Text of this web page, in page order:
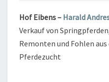
Hof Eibens – Harald
Verkauf von
Remonten und Fohlen
Pferdezucht